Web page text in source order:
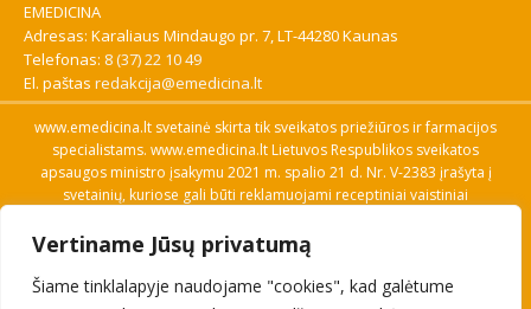
Vertiname Jūsų privatumą
Šiame tinklalapyje naudojame "cookies", kad galėtume
EMEDICINA
Adresas: Karaliaus Mindaugo pr. 7, LT-44280 Kaunas
Telefonas: 8 (37) 22 10 49
El. paštas redakcija@emedicina.lt
www.emedicina.lt svetainė skirta tik sveikatos priežiūros ir farmacijos
specialistams. www.emedicina.lt Lietuvos Respublikos sveikatos
apsaugos ministro įsakymu 2021 m. spalio 21 d. Nr. V-2383 įrašyta į
svetainių, kuriose gali būti reklamuojami receptiniai vaistiniai
savo profesinę kvalifikaciją. Naudingos nuorodos: Vaistų ir medicinos
pagalbos priemonių kainų paieška, VVKT tinklalapis, Sveikatos
priežiūros ar farmacijos specialisto pranešimo apie įtariamą